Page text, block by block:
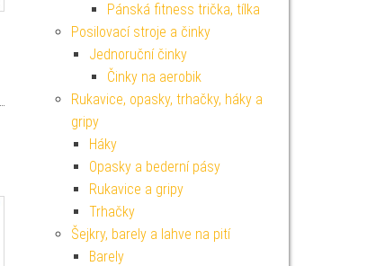
Pánská fitness trička, tílka
Posilovací stroje a činky
Jednoruční činky
Činky na aerobik
Rukavice, opasky, trhačky, háky a
gripy
Háky
Opasky a bederní pásy
Rukavice a gripy
Trhačky
Šejkry, barely a lahve na pití
Barely